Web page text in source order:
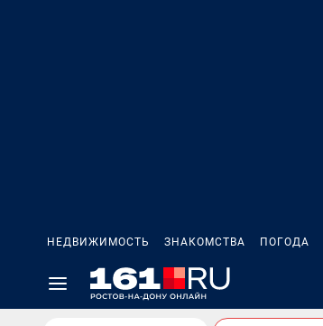
НЕДВИЖИМОСТЬ ЗНАКОМСТВА ПОГОДА